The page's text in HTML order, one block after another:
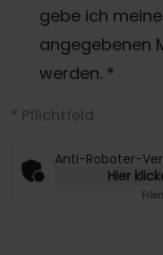
gebe ich
angegebenen
werden. *
* Pflichtfeld
Anti-Roboter-
Hier